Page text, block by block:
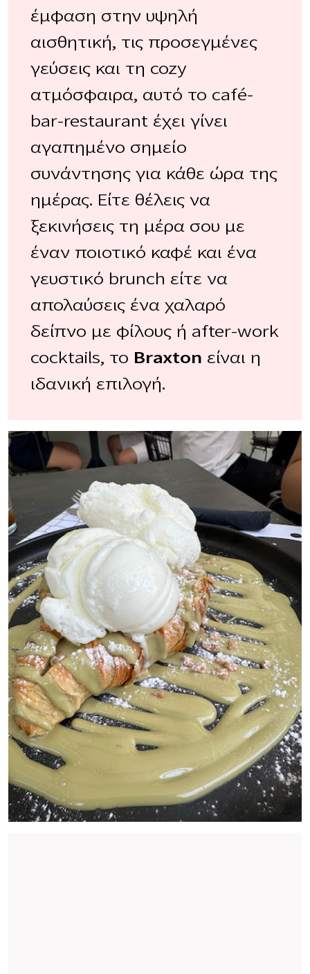
έμφαση στην υψηλή
αισθητική, τις προσεγμένες
γεύσεις και τη cozy
ατμόσφαιρα, αυτό το café-
bar-restaurant έχει γίνει
αγαπημένο σημείο
συνάντησης για κάθε ώρα της
ημέρας. Είτε θέλεις να
ξεκινήσεις τη μέρα σου με
έναν ποιοτικό καφέ και ένα
γευστικό brunch είτε να
απολαύσεις ένα χαλαρό
δείπνο με φίλους ή after-work
cocktails, το Braxton είναι η
ιδανική επιλογή.